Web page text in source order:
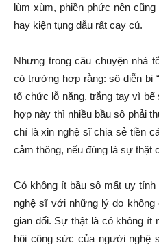
lùm xùm, phiền phức nên
hay kiện tụng dẫu rất cay cú.
Nhưng trong câu chuyện nhà
có trường hợp rằng: sô diễn bị
tổ chức lỗ nặng, trắng tay vì
hợp này thì nhiều bầu sô phải
chí là xin nghệ sĩ chia sẻ tiền
cảm thông, nếu đúng là sự thật
Có không ít bầu sô mất uy
nghệ sĩ với những lý do không
gian dối. Sự thật là có không ít
hôi công sức của người nghệ